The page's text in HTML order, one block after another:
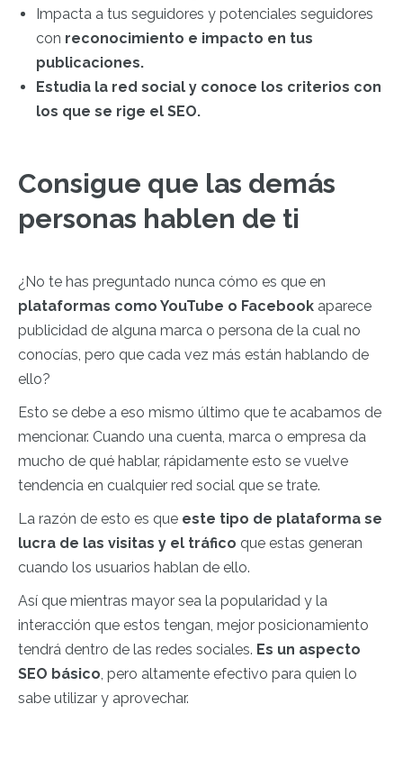
Impacta a tus seguidores y potenciales seguidores
con reconocimiento e impacto en tus
publicaciones.
Estudia la red social y conoce los criterios con
los que se rige el SEO.
Consigue que las demás
personas hablen de ti
¿No te has preguntado nunca cómo es que en
plataformas como YouTube o Facebook aparece
publicidad de alguna marca o persona de la cual no
conocías, pero que cada vez más están hablando de
ello?
Esto se debe a eso mismo último que te acabamos de
mencionar. Cuando una cuenta, marca o empresa da
mucho de qué hablar, rápidamente esto se vuelve
tendencia en cualquier red social que se trate.
La razón de esto es que este tipo de plataforma se
lucra de las visitas y el tráfico que estas generan
cuando los usuarios hablan de ello.
Así que mientras mayor sea la popularidad y la
interacción que estos tengan, mejor posicionamiento
tendrá dentro de las redes sociales. Es un aspecto
SEO básico, pero altamente efectivo para quien lo
sabe utilizar y aprovechar.